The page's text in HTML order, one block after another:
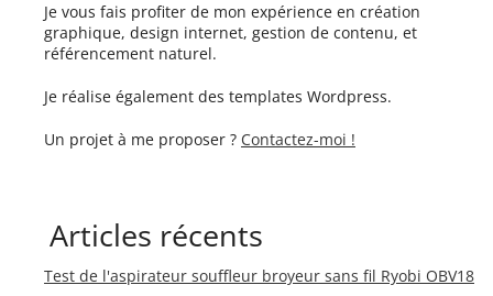
Je vous fais profiter de mon expérience en création
graphique, design internet, gestion de contenu, et
référencement naturel.
Je réalise également des templates Wordpress.
Un projet à me proposer ? Contactez-moi !
Articles récents
Test de l'aspirateur souffleur broyeur sans fil Ryobi OBV18